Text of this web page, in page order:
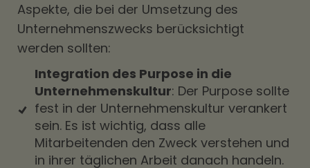
Aspekte, die bei der Umsetzung des
Unternehmenszwecks berücksichtigt
werden sollten:
Integration des Purpose in die
Unternehmenskultur: Der Purpose sollte
fest in der Unternehmenskultur verankert
sein. Es ist wichtig, dass alle
Mitarbeitenden den Zweck verstehen und
in ihrer täglichen Arbeit danach handeln.